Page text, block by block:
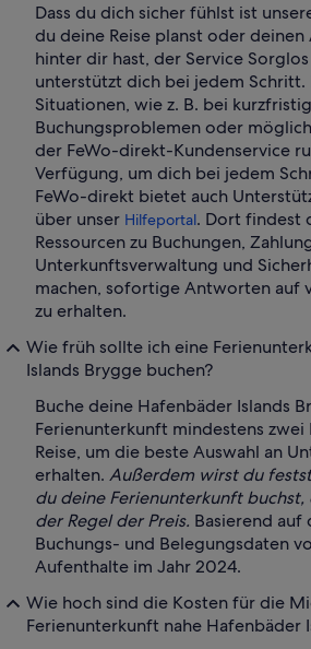
Dass du dich sicher fühlst ist
du deine Reise planst oder
hinter dir hast, der Service
unterstützt dich bei jedem
Situationen, wie z. B. bei
Buchungsproblemen oder
der FeWo-direkt-Kundenservice
Verfügung, um dich bei jedem
FeWo-direkt bietet auch
über unser Hilfeportal. Dort findest
Ressourcen zu Buchungen,
Unterkunftsverwaltung und
machen, sofortige Antworten auf
zu erhalten.
Wie früh sollte ich eine
Islands Brygge buchen?
Buche deine Hafenbäder Islands
Ferienunterkunft mindestens
Reise, um die beste Auswahl an
erhalten. Außerdem wirst du
du deine Ferienunterkunft buchst,
der Regel der Preis. Basierend auf
Buchungs- und Belegungsdaten
Aufenthalte im Jahr 2024.
Wie hoch sind die Kosten für die
Ferienunterkunft nahe Hafenbäder